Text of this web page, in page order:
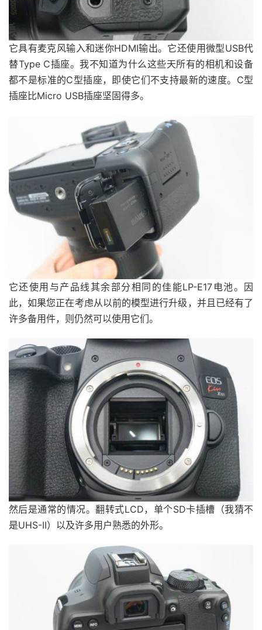
它具有麦克风输入和迷你HDMI输出。它还使用微型USB代
替Type C插座。我不知道为什么这些天所有的相机和设备
都不是标准的C型插座，即使它们不支持最新的速度。C型
插座比Micro USB插座坚固得多。
它还使用与产品线其余部分相同的佳能LP-E17电池。因
此，如果您正在考虑从以前的模型进行升级，并且已经有了
许多备用件，则仍然可以使用它们。
然后是通常的情况。翻转式LCD，单个SD卡插槽（我猜不
是UHS-II）以及许多用户熟悉的外形。